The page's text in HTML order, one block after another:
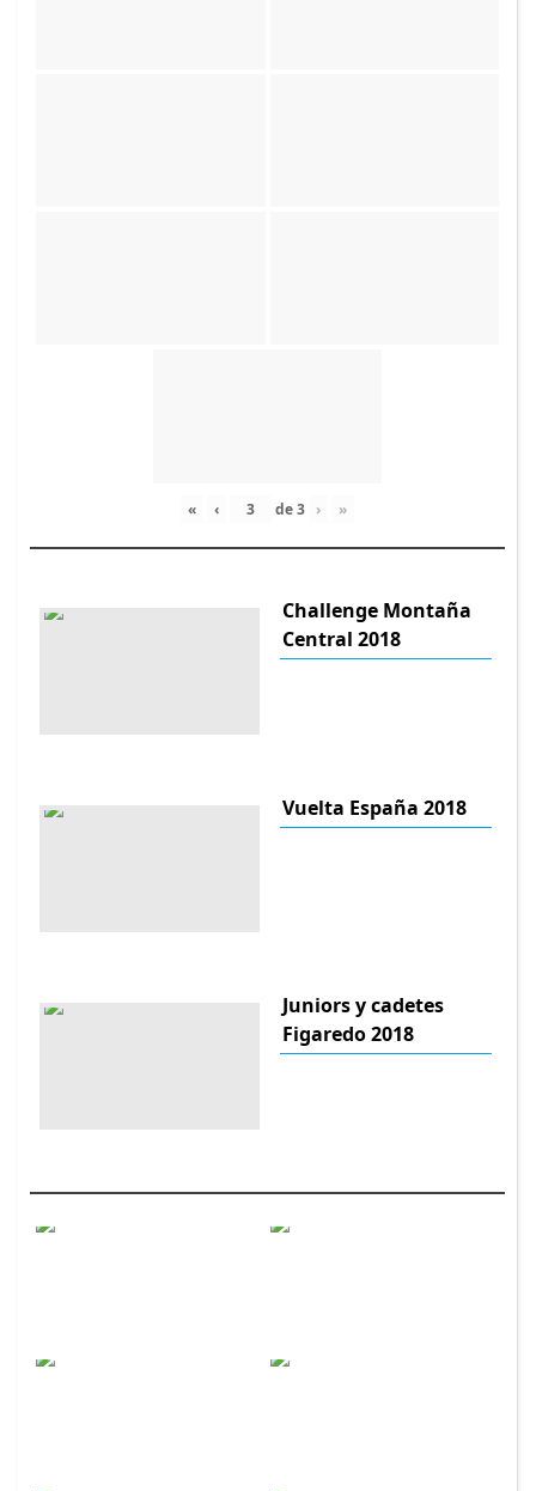
« ‹ de3 › »
Challenge Montaña
Central 2018
Vuelta España 2018
Juniors y cadetes
Figaredo 2018